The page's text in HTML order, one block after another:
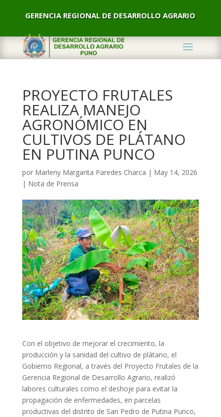
GERENCIA REGIONAL DE DESARROLLO AGRARIO
PROYECTO FRUTALES
REALIZA MANEJO
AGRONÓMICO EN
CULTIVOS DE PLÁTANO
EN PUTINA PUNCO
por Marleny Margarita Paredes Charca | May 14, 2026
| Nota de Prensa
Con el objetivo de mejorar el crecimiento, la
producción y la sanidad del cultivo de plátano, el
Gobierno Regional, a través del Proyecto Frutales de la
Gerencia Regional de Desarrollo Agrario, realizó
labores culturales como el deshoje para evitar la
propagación de enfermedades, en parcelas
productivas del distrito de San Pedro de Putina Punco,